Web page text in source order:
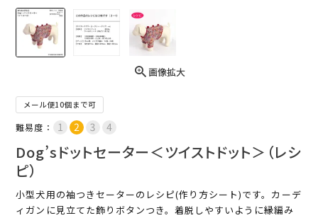
画像拡大
メール便10個まで可
難易度：
Dog’sドットセーター＜ツイストドット＞（レシ
ピ）
小型犬用の袖つきセーターのレシピ(作り方シート)です。カーデ
ィガンに見立てた飾りボタンつき。着脱しやすいように縁編み